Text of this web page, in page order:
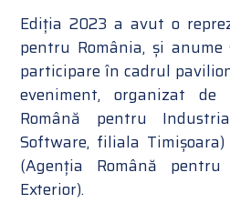
Ediția 2023 a avut o
pentru România, și
participare în cadrul
eveniment, organizat de
Română pentru
Software, filiala
(Agenția Română
Exterior).